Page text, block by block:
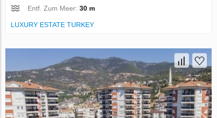
Entf. Zum Meer:30 m
LUXURY ESTATE TURKEY